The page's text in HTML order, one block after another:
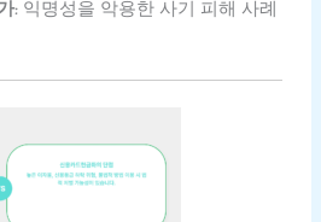
: 익명성을 악용한 사기 피해 사례